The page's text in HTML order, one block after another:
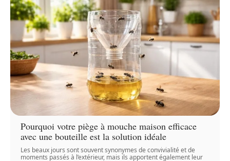
Pourquoi votre piège à mouche maison efficace
avec une bouteille est la solution idéale
Les beaux jours sont souvent synonymes de convivialité et de
moments passés à l’extérieur, mais ils apportent également leur